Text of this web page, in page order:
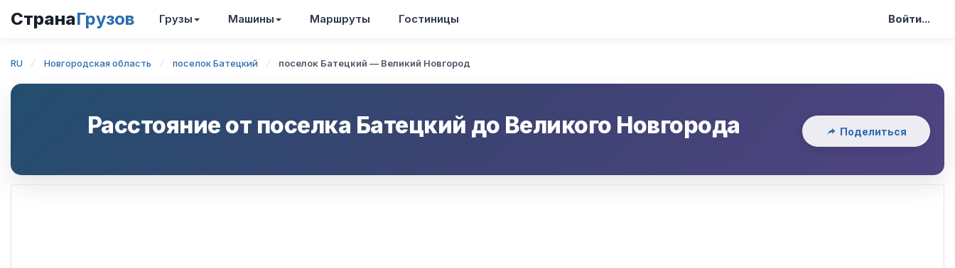
СтранаГрузов Грузы Машины Маршруты Гостиницы Войти...
RU Новгородская область поселок Батецкий поселок Батецкий — Великий Новгород
Расстояние от поселка Батецкий до Великого Новгорода Поделиться